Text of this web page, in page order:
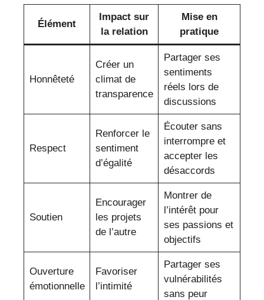
Élément
Impact sur
la relation
Mise en
pratique
Honnêteté
Créer un
climat de
transparence
Partager ses
sentiments
réels lors de
discussions
Respect
Renforcer le
sentiment
d’égalité
Écouter sans
interrompre et
accepter les
désaccords
Soutien
Encourager
les projets
de l’autre
Montrer de
l’intérêt pour
ses passions et
objectifs
Ouverture
émotionnelle
Favoriser
l’intimité
Partager ses
vulnérabilités
sans peur